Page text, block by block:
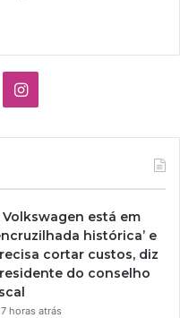
Instagram
Volkswagen está em
histórica’ e
cortar custos, diz
do conselho
7 horas atrás